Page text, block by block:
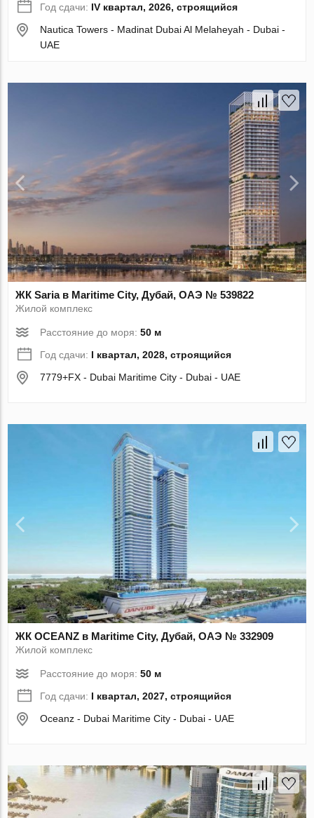
Год сдачи: IV квартал, 2026, строящийся
Nautica Towers - Madinat Dubai Al Melaheyah - Dubai -
UAE
ЖК Saria в Maritime City, Дубай, ОАЭ № 539822
Жилой комплекс
Расстояние до моря:50 м
Год сдачи: I квартал, 2028, строящийся
7779+FX - Dubai Maritime City - Dubai - UAE
ЖК OCEANZ в Maritime City, Дубай, ОАЭ № 332909
Жилой комплекс
Расстояние до моря:50 м
Год сдачи: I квартал, 2027, строящийся
Oceanz - Dubai Maritime City - Dubai - UAE